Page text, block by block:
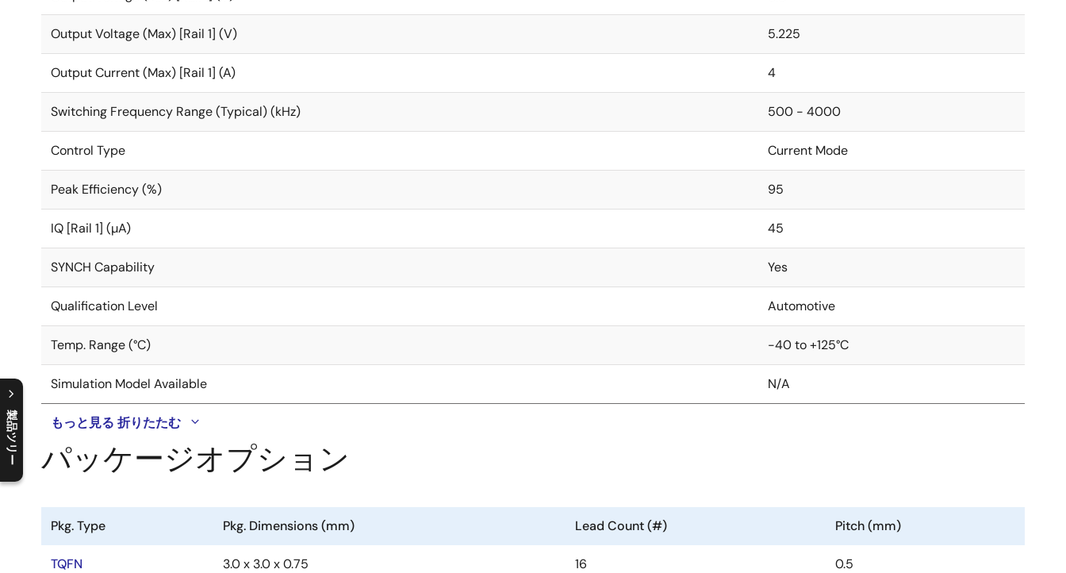
製品ツリー
C
l
o
s
e
p
r
o
d
u
c
t
t
r
e
e
m
e
n
O
p
e
n
p
r
o
d
u
c
t
t
r
e
e
m
e
n
Output Voltage (Max) [Rail 1] (V) 5.225
Output Current (Max) [Rail 1] (A) 4
Switching Frequency Range (Typical) (kHz) 500 - 4000
Control Type Current Mode
Peak Efficiency (%) 95
IQ [Rail 1] (µA) 45
SYNCH Capability Yes
Qualification Level Automotive
Temp. Range (°C) -40 to +125°C
Simulation Model Available N/A
もっと見る 折りたたむ
パッケージオプション
Pkg. Type Pkg. Dimensions (mm) Lead Count (#) Pitch (mm)
TQFN 3.0 x 3.0 x 0.75 16 0.5